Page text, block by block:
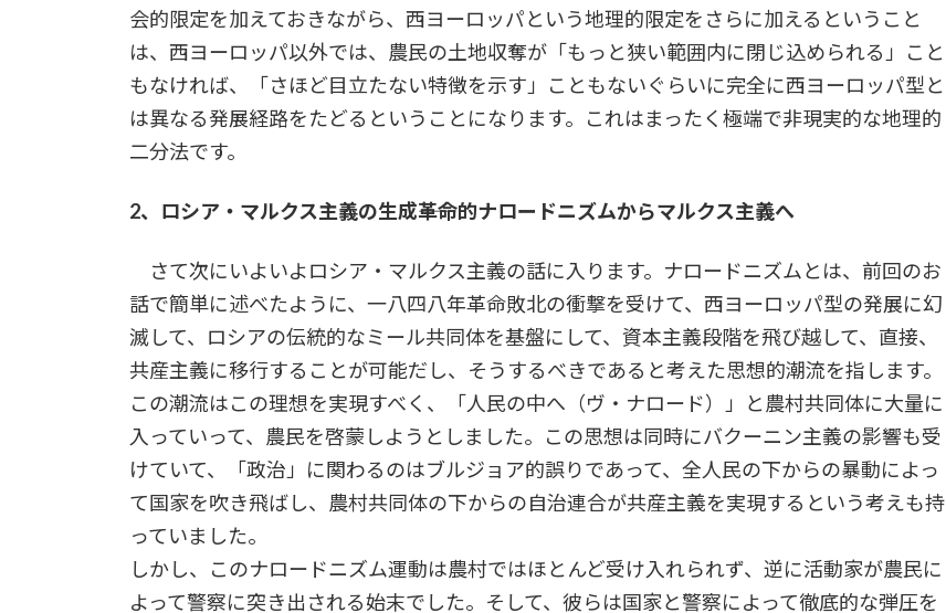
会的限定を加えておきながら、西ヨーロッパという地理的限定をさらに加えるということ
は、西ヨーロッパ以外では、農民の土地収奪が「もっと狭い範囲内に閉じ込められる」こと
もなければ、「さほど目立たない特徴を示す」こともないぐらいに完全に西ヨーロッパ型と
は異なる発展経路をたどるということになります。これはまったく極端で非現実的な地理的
二分法です。
2、ロシア・マルクス主義の生成――革命的ナロードニズムからマルクス主義へ
さて次にいよいよロシア・マルクス主義の話に入ります。ナロードニズムとは、前回のお
話で簡単に述べたように、一八四八年革命敗北の衝撃を受けて、西ヨーロッパ型の発展に幻
滅して、ロシアの伝統的なミール共同体を基盤にして、資本主義段階を飛び越して、直接、
共産主義に移行することが可能だし、そうするべきであると考えた思想的潮流を指します。
この潮流はこの理想を実現すべく、「人民の中へ（ヴ・ナロード）」と農村共同体に大量に
入っていって、農民を啓蒙しようとしました。この思想は同時にバクーニン主義の影響も受
けていて、「政治」に関わるのはブルジョア的誤りであって、全人民の下からの暴動によっ
て国家を吹き飛ばし、農村共同体の下からの自治連合が共産主義を実現するという考えも持
っていました。
しかし、このナロードニズム運動は農村ではほとんど受け入れられず、逆に活動家が農民に
よって警察に突き出される始末でした。そして、彼らは国家と警察によって徹底的な弾圧を